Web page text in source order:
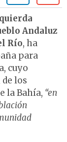
Andaluz
Río, ha
para
cuyo
los
la Bahía, “en